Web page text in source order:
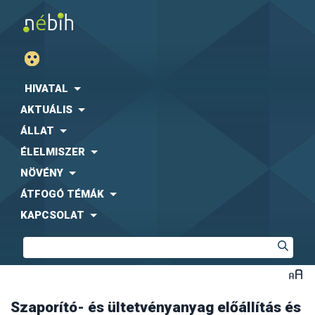
HIVATAL
AKTUÁLIS
ÁLLAT
ÉLELMISZER
NÖVÉNY
ÁTFOGÓ TÉMÁK
KAPCSOLAT
Szaporító- és ültetvényanyag előállítás és
engedélyezési eljárása
engedélyezési eljárása